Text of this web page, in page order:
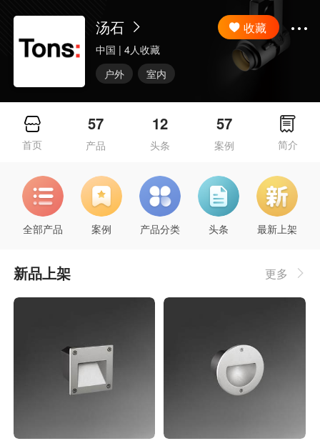
汤石
中国 | 4人收藏
户外
室内
收藏
首页
57
产品
12
头条
57
案例 简介
全部产品 案例 产品分类 头条 最新上架
新品上架 更多